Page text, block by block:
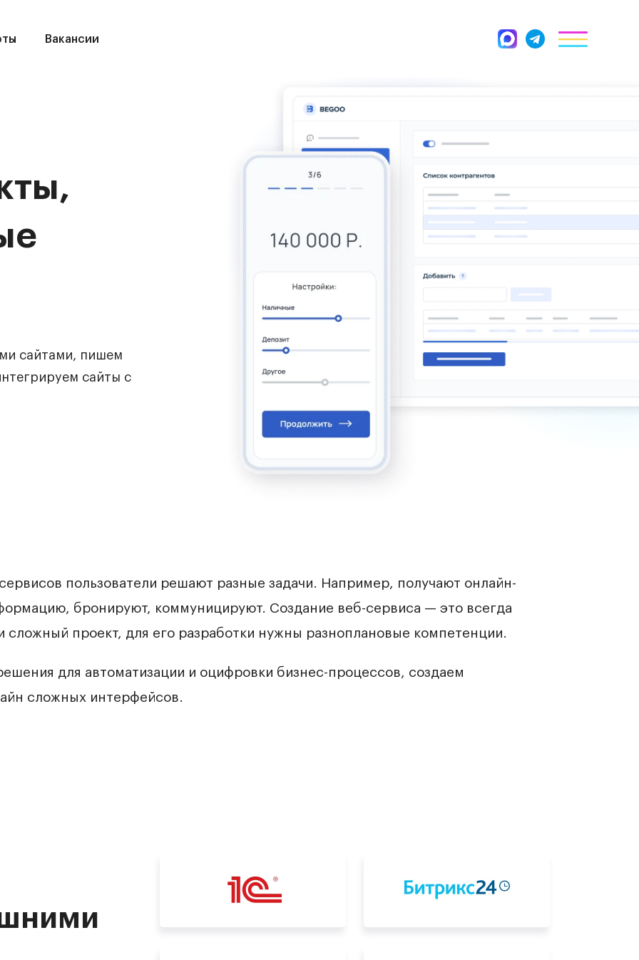
Вакансии
сайтами, пишем
сайты с
пользователи решают разные задачи. Например, получают онлайн-
бронируют, коммуницируют. Создание веб-сервиса — это всегда
сложный проект, для его разработки нужны разноплановые компетенции.
для автоматизации и оцифровки бизнес-процессов, создаем
сложных интерфейсов.